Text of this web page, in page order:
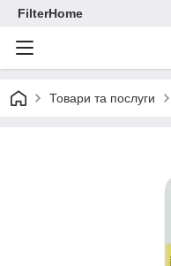
FilterHome
Товари та послуги